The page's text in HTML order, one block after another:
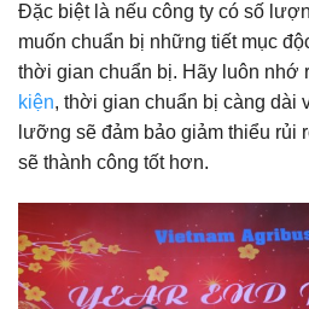
Đặc biệt là nếu công ty có số
muốn chuẩn bị những tiết mục
thời gian chuẩn bị. Hãy luôn nhớ
kiện, thời gian chuẩn bị càng dài
lưỡng sẽ đảm bảo giảm thiểu rủi
sẽ thành công tốt hơn.